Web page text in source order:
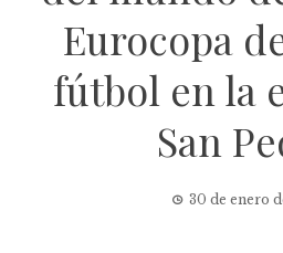
Eurocopa
fútbol en la
San
30 de enero